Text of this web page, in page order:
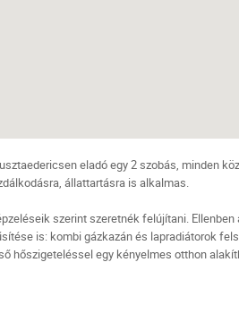
eladó egy 2 szobás, minden
állattartásra is alkalmas.
szerint szeretnék felújítani.
is: kombi gázkazán és lapradiátorok
hőszigeteléssel egy kényelmes otthon